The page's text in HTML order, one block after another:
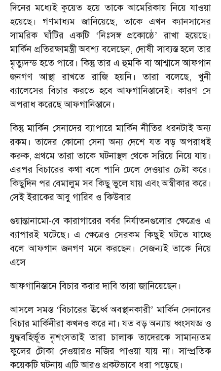
দিনের মধ্যেই কুয়েত হয়ে তাকে আমেরিকায় নিয়ে যাওয়া
হয়েছে। গণমাধ্যম জানিয়েছে, তাকে এখন ক্যানসাসের
সামরিক ঘাঁটির একটি
‘নিঃসঙ্গ প্রকোষ্ঠে’ রাখা হয়েছে।
মার্কিন প্রতিরক্ষামন্ত্রী অবশ্য বলেছেন, দোষী সাব্যস্ত হলে তার
মৃত্যুদন্ড হতে পারে। কিন্তু তার এ হুমকি বা আশ্বাসে আফগান
জনগণ আস্থা রাখতে রাজি হয়নি। তারা বলেছে, খুনী
ব্যালেসের বিচার করতে হবে আফগানিস্তানেই। কারণ সে
অপরাধ করেছে আফগানিস্তানে।
কিন্তু মার্কিন সেনাদের ব্যাপারে মার্কিন নীতির ধরনটাই অন্য
রকম। তাদের কোনো সেনা অন্য দেশে যত বড় অপরাধই
করুক, প্রথমে তারা তাকে ঘটনাস্থল থেকে সরিয়ে নিয়ে যায়।
এরপর বিচারের কথা বলে পানি ঢেলে দেওয়ার চেষ্টা করে।
কিছুদিন পর বেমালুম সব কিছু ভুলে যায় এবং অস্বীকার করে।
সেই ইরাকের আবু গারিব ও কিউবার
গুয়ান্তানামো-বে কারাগারের বর্বর নির্যাতনগুলোর ক্ষেত্রেও এ
ব্যাপারই ঘটেছে। এ ক্ষেত্রেও সেরকম কিছুই ঘটতে যাচ্ছে
বলে আফগান জনগণ মনে করছেন। সেজন্যই তাকে নিয়ে
এসে
আফগানিস্তানে বিচার করার দাবি তারা জানিয়েছেন।
আসলে সমস্ত ‘বিচারের ঊর্ধ্বে অবস্থানকারী’ মার্কিন সেনাদের
বিচার মার্কিনীরা কখনও করে না। যত বড় অন্যায় ধ্বংসযজ্ঞ ও
যুদ্ধবহির্ভূত নৃশংসতাই তারা চালাক তাদেরকে সামান্যতম
ফুলের টোকা দেওয়ারও নজির পাওয়া যায় না। সাম্প্রতিক
কয়েকটি ঘটনায় এটি আরও প্রকটভাবে ধরা পড়েছে।